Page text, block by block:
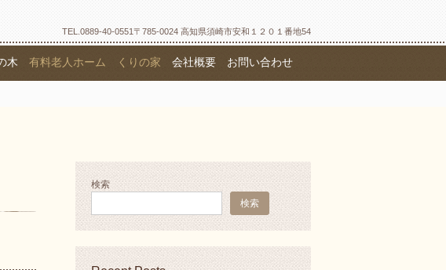
TEL. 0889-40-0551〒785-0024 高知県須崎市安和１２０１番地54
木 有料老人ホーム くりの家 会社概要 お問い合わせ
検索
検索